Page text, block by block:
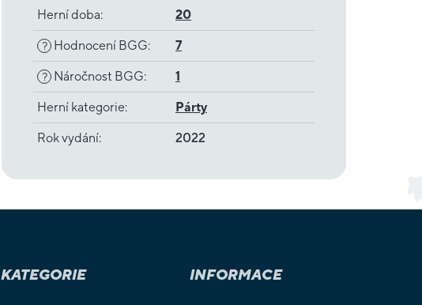
Herní doba: 20
? Hodnocení BGG: 7
? Náročnost BGG: 1
Herní kategorie: Párty
Rok vydání: 2022
KATEGORIE INFORMACE